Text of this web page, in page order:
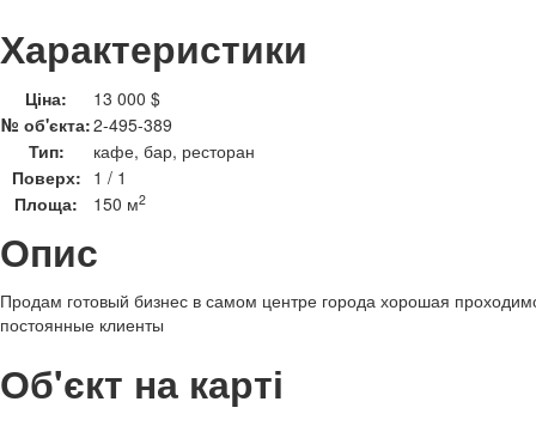
Характеристики
Ціна:
13 000 $
№ об'єкта:2-495-389
Тип:
кафе, бар, ресторан
Поверх: 1 / 1
Площа:
150 м2
Опис
Продам готовый бизнес в самом центре города хорошая
постоянные клиенты
Об'єкт на карті